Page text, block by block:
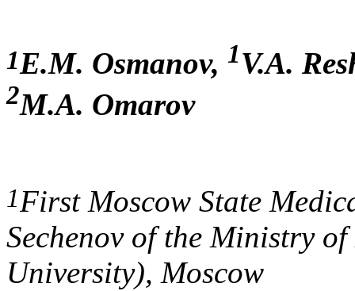
1E.M. Osmanov, 1V.A.
2M.A. Omarov
1First Moscow State
Sechenov of the Ministry
University), Moscow